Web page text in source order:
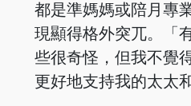
都是準媽媽或陪月專
現顯得格外突兀。「
些很奇怪，但我不覺
更好地支持我的太太